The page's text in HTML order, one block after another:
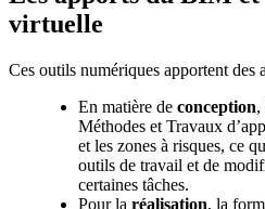
virtuelle
Ces outils numériques apportent des
En matière de conception,
Méthodes et Travaux
et les zones à risques, ce
outils de travail et de
certaines tâches.
Pour la réalisation, la